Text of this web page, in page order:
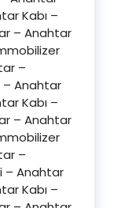
Kabı –
– Anahtar
–
– Anahtar
Kabı –
– Anahtar
–
– Anahtar
Kabı –